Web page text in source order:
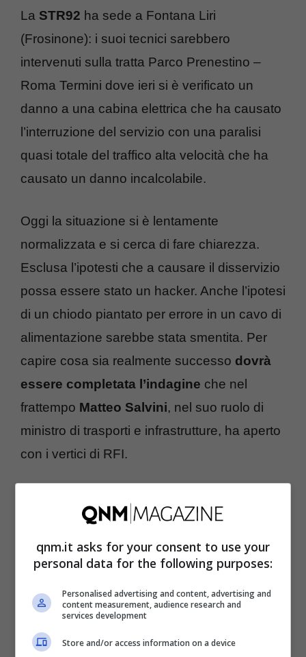
La STR92 ha sede a Fontana Liri
(Frosinone): i suoi tecnici sarebbero
intervenuti sulla tratta Parco Prenestino –
Roma Termini dove ieri si è verificato un
danno a una cabina elettrica che ha causato
l’interruzione del servizio con una paralisi
quasi totale del traffico alta velocità che ha
causato un danno incalcolabile.
Oggi la situazione si è lentamente
normalizzata e si cerca di fare chiarezza.
Esclusa l’ipotesti che a causare il disservizio
possa essere stato un hacker. Anche l’ipotesi
di un chiodo piantato per errore in un cavo di
alimentazione sarebbe stata smentita. Per
capire cosa sia realmente successo dovrà
essere completata l’indagine che nel
frattempo Matteo Salvini, nel suo ruolo di
ministro di trasporti e infrastrutture, ha aperto
con i vertici di RFI.
un unafuriosa polemica politicacon una
vicepresidente del consiglio da quasi tutti i
segretaria del Pd, Elly Schlein il tentativo di
qnm.it asks for your consent to use your
personal data for the following purposes:
Personalised advertising and content, advertising and
content measurement, audience research and
services development
Store and/or access information on a device